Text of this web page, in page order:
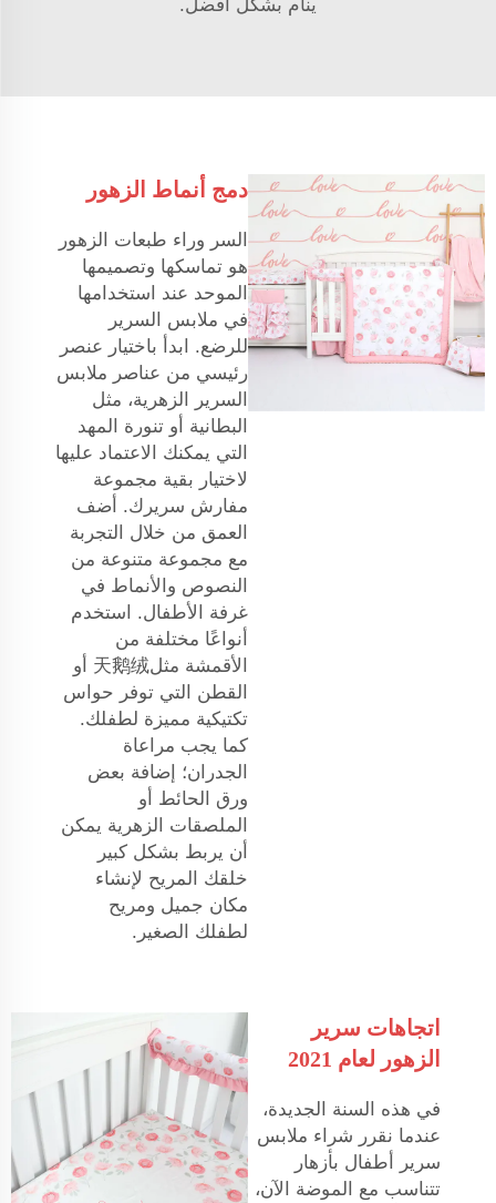
ينام بشكل أفضل.
دمج أنماط الزهور
السر وراء طبعات الزهور
هو تماسكها وتصميمها
الموحد عند استخدامها
في ملابس السرير
للرضع. ابدأ باختيار عنصر
رئيسي من عناصر ملابس
السرير الزهرية، مثل
البطانية أو تنورة المهد
التي يمكنك الاعتماد عليها
لاختيار بقية مجموعة
مفارش سريرك. أضف
العمق من خلال التجربة
مع مجموعة متنوعة من
النصوص والأنماط في
غرفة الأطفال. استخدم
أنواعًا مختلفة من
الأقمشة مثل天鹅绒 أو
القطن التي توفر حواس
تكتيكية مميزة لطفلك.
كما يجب مراعاة
الجدران؛ إضافة بعض
ورق الحائط أو
الملصقات الزهرية يمكن
أن يربط بشكل كبير
خلقك المريح لإنشاء
مكان جميل ومريح
لطفلك الصغير.
اتجاهات سرير
الزهور لعام 2021
في هذه السنة الجديدة،
عندما نقرر شراء ملابس
سرير أطفال بأزهار
تتناسب مع الموضة الآن،